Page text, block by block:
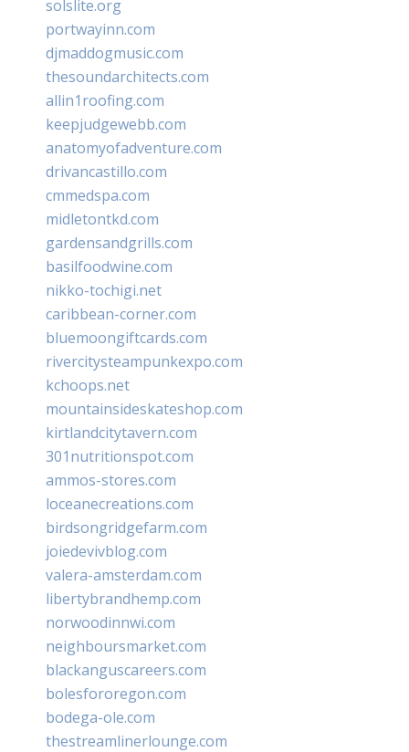
solslite.org
portwayinn.com
djmaddogmusic.com
thesoundarchitects.com
allin1roofing.com
keepjudgewebb.com
anatomyofadventure.com
drivancastillo.com
cmmedspa.com
midletontkd.com
gardensandgrills.com
basilfoodwine.com
nikko-tochigi.net
caribbean-corner.com
bluemoongiftcards.com
rivercitysteampunkexpo.com
kchoops.net
mountainsideskateshop.com
kirtlandcitytavern.com
301nutritionspot.com
ammos-stores.com
loceanecreations.com
birdsongridgefarm.com
joiedevivblog.com
valera-amsterdam.com
libertybrandhemp.com
norwoodinnwi.com
neighboursmarket.com
blackanguscareers.com
bolesfororegon.com
bodega-ole.com
thestreamlinerlounge.com